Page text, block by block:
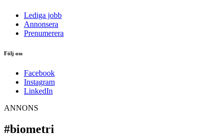
Lediga jobb
Annonsera
Prenumerera
Följ oss
Facebook
Instagram
LinkedIn
ANNONS
#biometri